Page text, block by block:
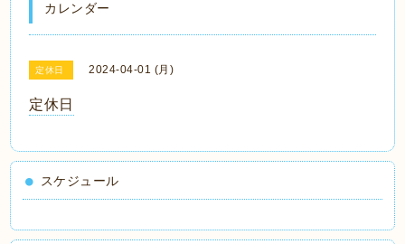
カレンダー
定休日 2024-04-01 (月)
定休日
スケジュール